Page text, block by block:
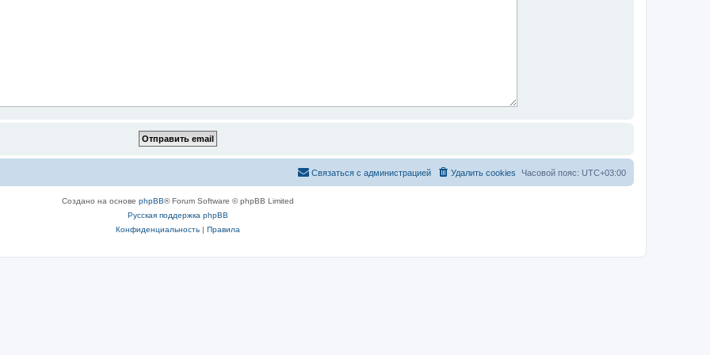
Часовой пояс: UTC+03:00
Удалить cookies
Связаться с администрацией
Создано на основе phpBB® Forum Software © phpBB Limited
Русская поддержка phpBB
Конфиденциальность| Правила